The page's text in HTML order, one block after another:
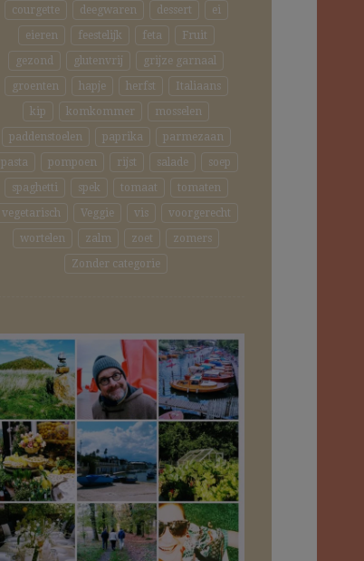
courgette
deegwaren dessert
ei
eieren
feestelijk feta
Fruit
gezond
glutenvrij
grijze garnaal
groenten
hapje herfst
Italiaans
kip
komkommer
mosselen
paddenstoelen
paprika
parmezaan
pasta
pompoen rijst salade
soep
spaghetti
spek tomaat
tomaten
vegetarisch
Veggie vis
voorgerecht
wortelen
zalm zoet
zomers
Zonder categorie